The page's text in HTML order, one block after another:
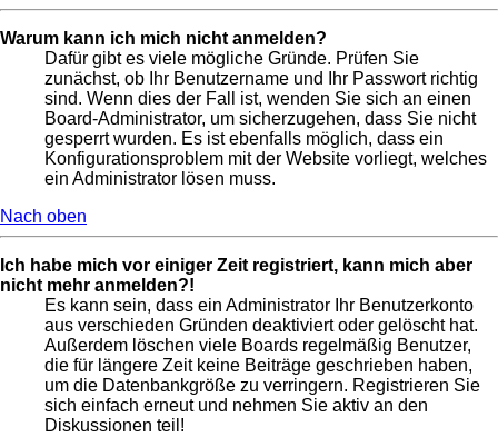
Warum kann ich mich nicht anmelden?
Dafür gibt es viele mögliche Gründe. Prüfen Sie
zunächst, ob Ihr Benutzername und Ihr Passwort richtig
sind. Wenn dies der Fall ist, wenden Sie sich an einen
Board-Administrator, um sicherzugehen, dass Sie nicht
gesperrt wurden. Es ist ebenfalls möglich, dass ein
Konfigurationsproblem mit der Website vorliegt, welches
ein Administrator lösen muss.
Nach oben
Ich habe mich vor einiger Zeit registriert, kann mich aber
nicht mehr anmelden?!
Es kann sein, dass ein Administrator Ihr Benutzerkonto
aus verschieden Gründen deaktiviert oder gelöscht hat.
Außerdem löschen viele Boards regelmäßig Benutzer,
die für längere Zeit keine Beiträge geschrieben haben,
um die Datenbankgröße zu verringern. Registrieren Sie
sich einfach erneut und nehmen Sie aktiv an den
Diskussionen teil!